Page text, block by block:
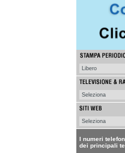
I numeri
dei principali